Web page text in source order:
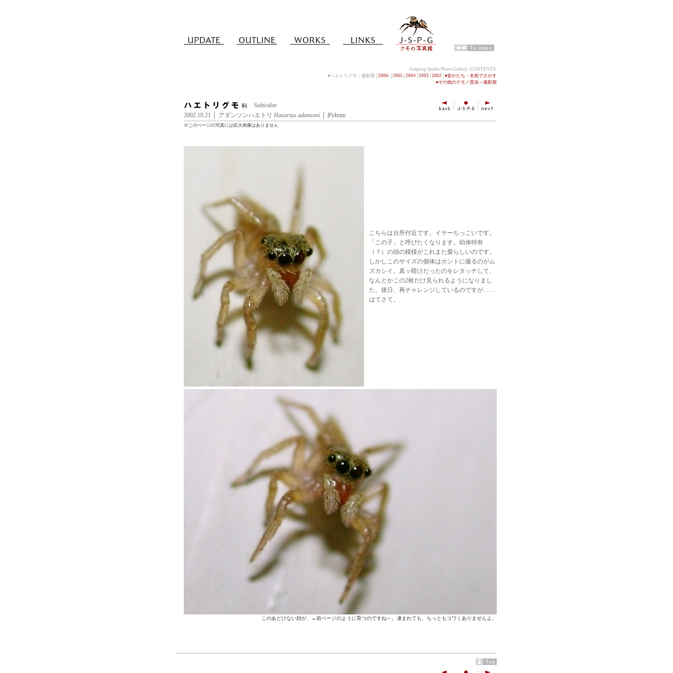
Jumping Spider Photo Gallery -CONTENTS-
●ハエトリグモ～撮影順│ 2006- 2005 2004 2003 2002
●姿かたち・名前でさがす
●その他のクモ／昆虫～撮影順
Salticidae
2002.10.21 │ アダンソンハエトリ Hasarius adansoni │ 約4mm
※このページの写真には拡大画像はありません
こちらは台所付近です。イヤーちっこいです。
「この子」と呼びたくなります。幼体特有
（？）の頭の模様がこれまた愛らしいのです。
しかしこのサイズの個体はホントに撮るのがム
ズカシイ。真ッ暗けだったのをレタッチして、
なんとかこの2枚だけ見られるようになりまし
た。後日、再チャレンジしているのですが……
はてさて。
このあどけない顔が、←前ページのように育つのですね～。凄まれても、ちっともコワくありませんよ。